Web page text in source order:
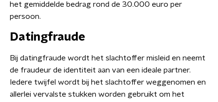
het gemiddelde bedrag rond de 30.000 euro per
persoon.
Datingfraude
Bij datingfraude wordt het slachtoffer misleid en neemt
de fraudeur de identiteit aan van een ideale partner.
Iedere twijfel wordt bij het slachtoffer weggenomen en
allerlei vervalste stukken worden gebruikt om het